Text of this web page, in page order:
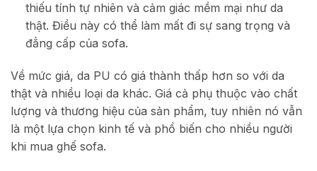
thiếu tính tự nhiên và cảm giác mềm mại như da
thật. Điều này có thể làm mất đi sự sang trọng và
đẳng cấp của sofa.
Về mức giá, da PU có giá thành thấp hơn so với da
thật và nhiều loại da khác. Giá cả phụ thuộc vào chất
lượng và thương hiệu của sản phẩm, tuy nhiên nó vẫn
là một lựa chọn kinh tế và phổ biến cho nhiều người
khi mua ghế sofa.